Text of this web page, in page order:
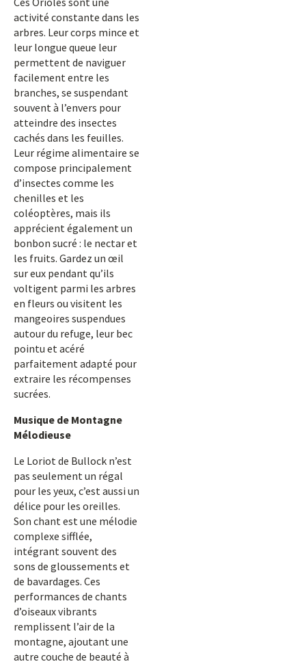
activité constante dans les
arbres. Leur corps mince et
leur longue queue leur
permettent de naviguer
facilement entre les
branches, se suspendant
souvent à l’envers pour
atteindre des insectes
cachés dans les feuilles.
Leur régime alimentaire se
compose principalement
d’insectes comme les
chenilles et les
coléoptères, mais ils
apprécient également un
bonbon sucré : le nectar et
les fruits. Gardez un œil
sur eux pendant qu’ils
voltigent parmi les arbres
en fleurs ou visitent les
mangeoires suspendues
autour du refuge, leur bec
pointu et acéré
parfaitement adapté pour
extraire les récompenses
sucrées.
Musique de Montagne
Mélodieuse
Le Loriot de Bullock n’est
pas seulement un régal
pour les yeux, c’est aussi un
délice pour les oreilles.
Son chant est une mélodie
complexe sifflée,
intégrant souvent des
sons de gloussements et
de bavardages. Ces
performances de chants
d’oiseaux vibrants
remplissent l’air de la
montagne, ajoutant une
autre couche de beauté à